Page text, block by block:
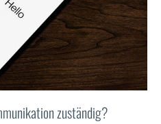
zuständig?